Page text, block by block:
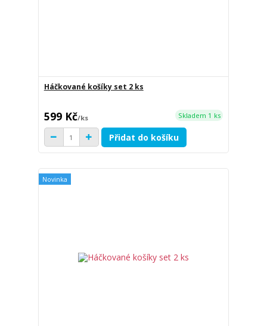
Háčkované košíky set 2 ks
599 Kč/ks Skladem 1 ks
Přidat do košíku
Novinka